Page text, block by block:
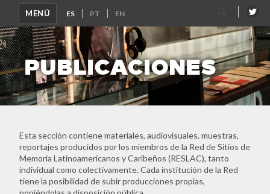
MENÚ
Buscar
por:
PUBLICACIONES
Esta sección contiene materiales, audiovisuales, muestras,
reportajes producidos por los miembros de la Red de Sitios de
Memoria Latinoamericanos y Caribeños (RESLAC), tanto
individual como colectivamente. Cada institución de la Red
tiene la posibilidad de subir producciones propias,